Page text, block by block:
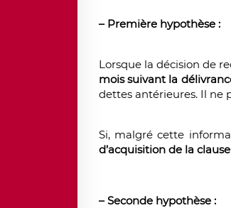
– Première hypothèse :
Lorsque la décision de
mois suivant la
dettes antérieures. Il ne
Si, malgré cette
d’acquisition de la
– Seconde hypothèse :